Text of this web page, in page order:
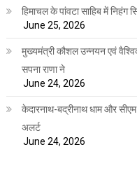
हिमाचल के पांवटा साहिब में
June 25, 2026
मुख्यमंत्री कौशल उन्नयन एवं
सपना राणा ने
June 24, 2026
केदारनाथ-बद्रीनाथ धाम और
अलर्ट
June 24, 2026